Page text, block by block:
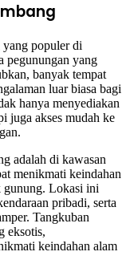
yang populer di
pegunungan yang
banyak tempat
luar biasa bagi
hanya menyediakan
juga akses mudah ke
adalah di kawasan
menikmati keindahan
gunung. Lokasi ini
pribadi, serta
Tangkuban
eksotis,
keindahan alam